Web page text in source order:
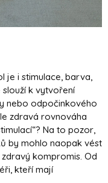
je i stimulace, barva,
slouží k vytvoření
nebo odpočinkového
zdravá rovnováha
Na to pozor,
by mohlo naopak vést
kompromis. Od
kteří mají